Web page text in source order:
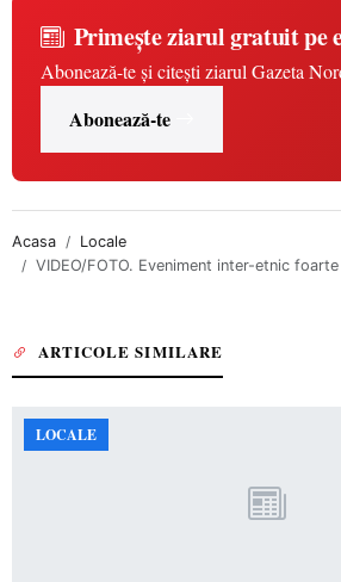
Primește ziarul gratuit pe
Abonează-te și citești ziarul Gazeta
Abonează-te
Acasa
Locale
VIDEO/FOTO. Eveniment inter-etnic
ARTICOLE SIMILARE
LOCALE